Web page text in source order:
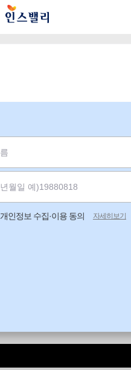
개인정보 수집·이용 동의 자세히보기